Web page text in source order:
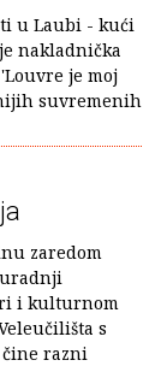
u Laubi - kući
nakladnička
je moj
suvremenih
zaredom
i kulturnom
s
čine razni